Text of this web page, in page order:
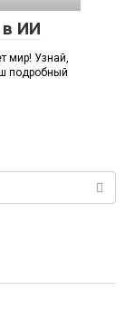
в ИИ
мир! Узнай,
подробный